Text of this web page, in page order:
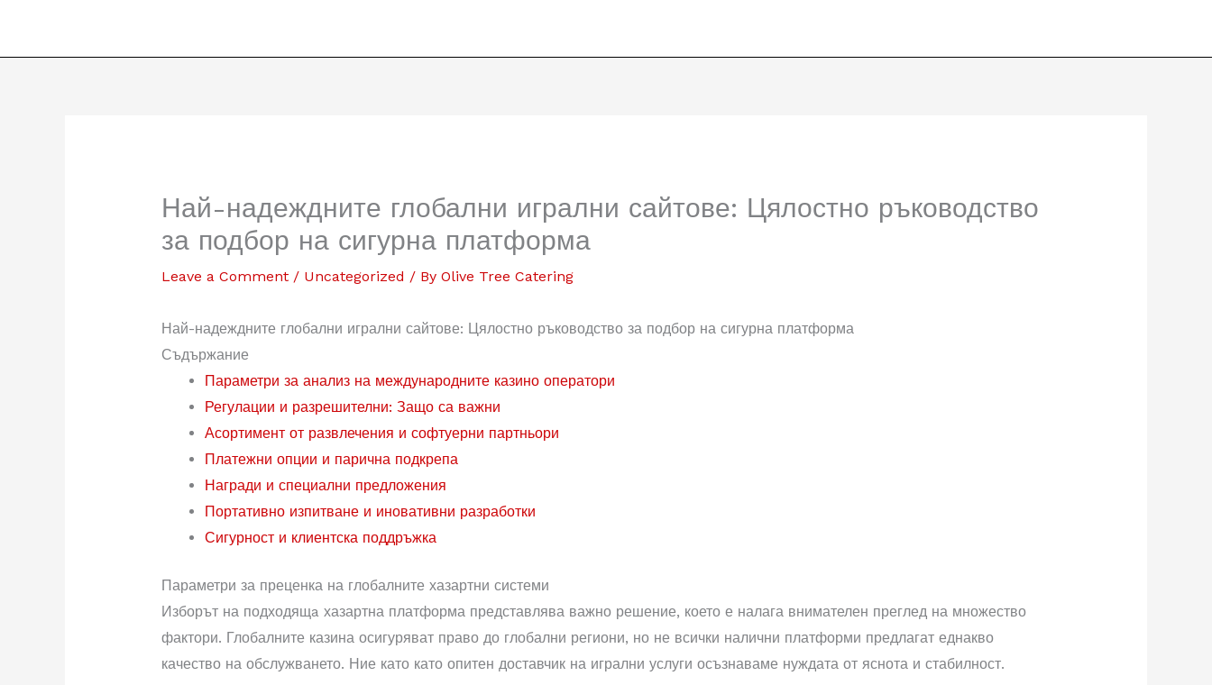
Най-надеждните глобални игрални сайтове: Цялостно ръководство
за подбор на сигурна платформа
Leave a Comment / Uncategorized / By Olive Tree Catering
Най-надеждните глобални игрални сайтове: Цялостно ръководство за подбор на сигурна платформа
Съдържание
Параметри за анализ на международните казино оператори
Регулации и разрешителни: Защо са важни
Асортимент от развлечения и софтуерни партньори
Платежни опции и парична подкрепа
Награди и специални предложения
Портативно изпитване и иновативни разработки
Сигурност и клиентска поддръжка
Параметри за преценка на глобалните хазартни системи
Изборът на подходящa хазартна платформа представлява важно решение, което е налага внимателен преглед на множество
фактори. Глобалните казина осигуряват право до глобални региони, но не всички налични платформи предлагат еднакво
качество на обслужването. Ние като като опитен доставчик на игрални услуги осъзнаваме нуждата от яснота и стабилност.